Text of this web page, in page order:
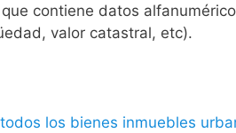
contiene datos
valor catastral, etc).
los bienes inmuebles